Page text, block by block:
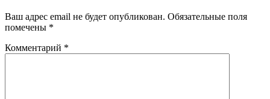
Ваш адрес email не будет опубликован. Обязательные поля
помечены *
Комментарий *